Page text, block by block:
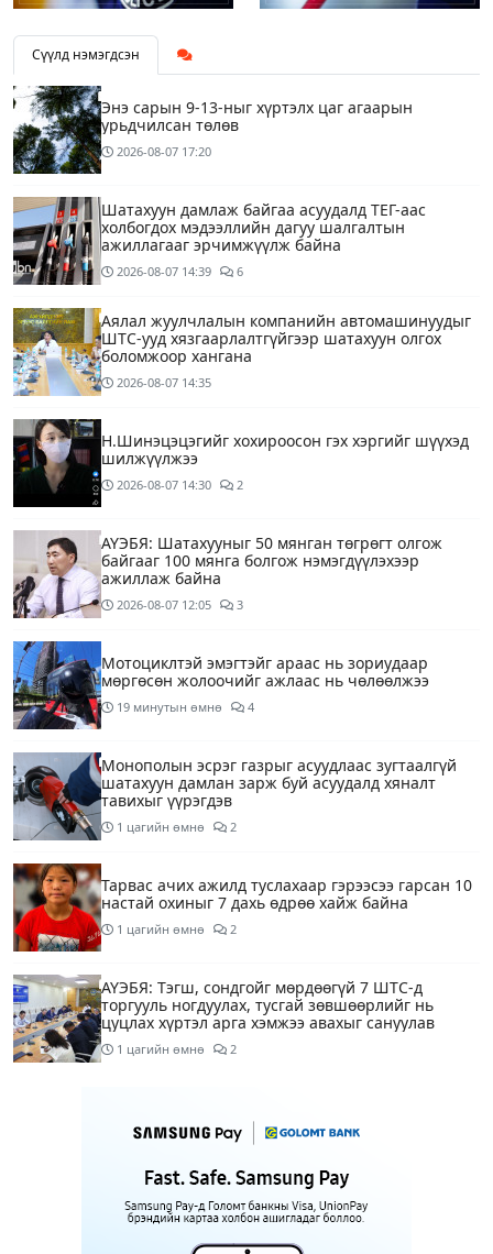
Сүүлд нэмэгдсэн
Энэ сарын 9-13-ныг хүртэлх цаг агаарын
урьдчилсан төлөв
2026-08-07 17:20
Шатахуун дамлаж байгаа асуудалд ТЕГ-аас
холбогдох мэдээллийн дагуу шалгалтын
ажиллагааг эрчимжүүлж байна
2026-08-07 14:39 6
Аялал жуулчлалын компанийн автомашинуудыг
ШТС-ууд хязгаарлалтгүйгээр шатахуун олгох
боломжоор хангана
2026-08-07 14:35
Н.Шинэцэцэгийг хохироосон гэх хэргийг шүүхэд
шилжүүлжээ
2026-08-07 14:30 2
АҮЭБЯ: Шатахууныг 50 мянган төгрөгт олгож
байгааг 100 мянга болгож нэмэгдүүлэхээр
ажиллаж байна
2026-08-07 12:05 3
Мотоциклтэй эмэгтэйг араас нь зориудаар
мөргөсөн жолоочийг ажлаас нь чөлөөлжээ
19 минутын өмнө 4
Монополын эсрэг газрыг асуудлаас зугтаалгүй
шатахуун дамлан зарж буй асуудалд хяналт
тавихыг үүрэгдэв
1 цагийн өмнө 2
Тарвас ачих ажилд туслахаар гэрээсээ гарсан 10
настай охиныг 7 дахь өдрөө хайж байна
1 цагийн өмнө 2
АҮЭБЯ: Тэгш, сондгойг мөрдөөгүй 7 ШТС-д
торгууль ногдуулах, тусгай зөвшөөрлийг нь
цуцлах хүртэл арга хэмжээ авахыг сануулав
1 цагийн өмнө 2
компанийн удирдлагуудтай уулзаж, хамтын
ажиллагааг гүнзгийрүүлэх талаар ярилцжээ
Улаанбаатарт 29 хэм дулаан байна